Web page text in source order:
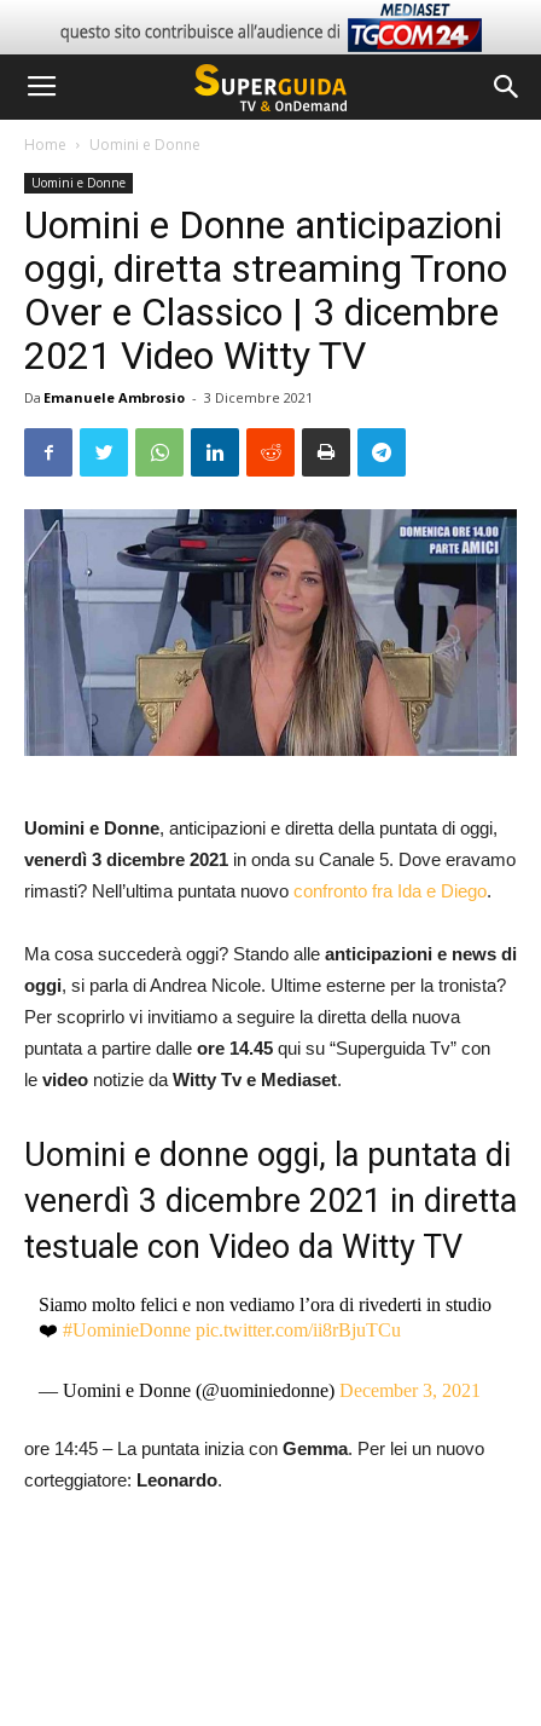
Home Uomini e Donne
Uomini e Donne
Uomini e Donne anticipazioni
oggi, diretta streaming Trono
Over e Classico | 3 dicembre
2021 Video Witty TV
Da Emanuele Ambrosio - 3 Dicembre 2021
Uomini e Donne, anticipazioni e diretta della puntata di oggi,
venerdì 3 dicembre 2021 in onda su Canale 5. Dove eravamo
rimasti? Nell’ultima puntata nuovo confronto fra Ida e Diego.
Ma cosa succederà oggi? Stando alle anticipazioni e news di
oggi, si parla di Andrea Nicole. Ultime esterne per la tronista?
Per scoprirlo vi invitiamo a seguire la diretta della nuova
puntata a partire dalle ore 14.45 qui su “Superguida Tv” con
le video notizie da Witty Tv e Mediaset.
Uomini e donne oggi, la puntata di
venerdì 3 dicembre 2021 in diretta
testuale con Video da Witty TV
Siamo molto felici e non vediamo l’ora di rivederti in studio
❤️#UominieDonne pic.twitter.com/ii8rBjuTCu
— Uomini e Donne (@uominiedonne)December 3, 2021
ore 14:45 – La puntata inizia con Gemma. Per lei un nuovo
corteggiatore: Leonardo.